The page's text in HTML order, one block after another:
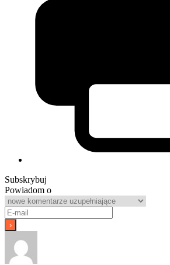
Subskrybuj
Powiadom o